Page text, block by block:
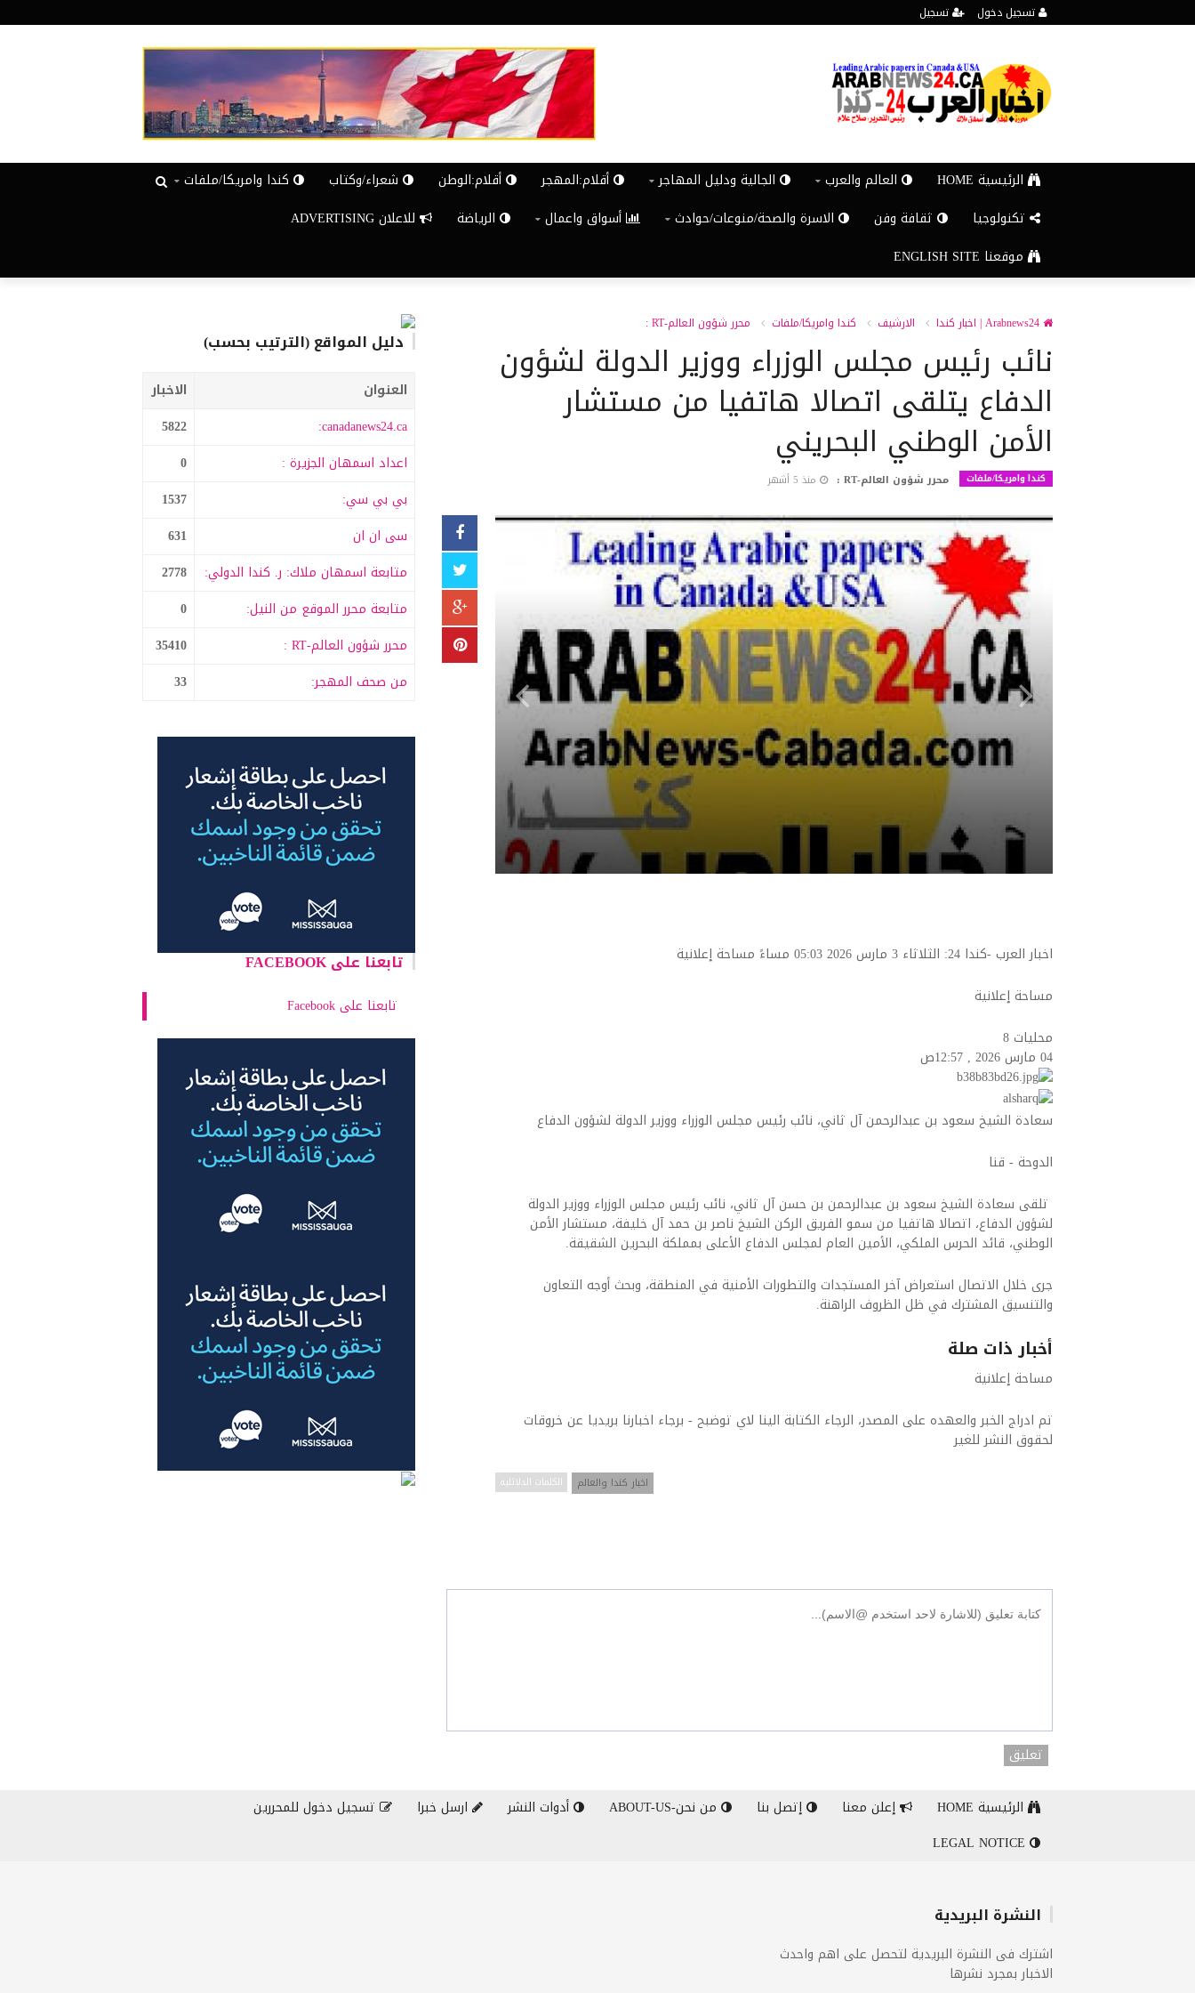
تسجيل دخول تسجيل
الرئيسية HOME العالم والعرب الجالية ودليل المهاجر أقلام:المهجر أقلام:الوطن شعراء/وكتاب
كندا وامريكا/ملفات
تكنولوجيا
ثقافة وفن الاسرة والصحة/منوعات/حوادث أسواق واعمال الرياضة
للاعلان ADVERTISING
موقعنا ENGLISH SITE
دليل المواقع (الترتيب بحسب)
العنوان
الاخبار
canadanews24.ca:
5822
اعداد اسمهان الجزيرة :
0
بي بي سي:
1537
سى ان ان
631
متابعة اسمهان ملاك: ر. كندا الدولي:
2778
متابعة محرر الموقع من النيل:
0
محرر شؤون العالم-RT :
35410
من صحف المهجر:
33
تابعنا على FACEBOOK
تابعنا على Facebook
الارشيف كندا وامريكا/ملفات محرر شؤون العالم-RT :
نائب رئيس مجلس الوزراء ووزير الدولة لشؤون
الدفاع يتلقى اتصالا هاتفيا من مستشار
الأمن الوطني البحريني
كندا وامريكا/ملفات محرر شؤون العالم-RT : منذ 5 أشهر
اخبار العرب -كندا 24: الثلاثاء 3 مارس 2026 05:03 مساءً مساحة إعلانية
مساحة إعلانية
محليات8
04 مارس 2026 , 12:57ص
سعادة الشيخ سعود بن عبدالرحمن آل ثاني، نائب رئيس مجلس الوزراء ووزير الدولة لشؤون الدفاع
الدوحة - قنا
تلقى سعادة الشيخ سعود بن عبدالرحمن بن حسن آل ثاني، نائب رئيس مجلس الوزراء ووزير الدولة
لشؤون الدفاع، اتصالا هاتفيا من سمو الفريق الركن الشيخ ناصر بن حمد آل خليفة، مستشار الأمن
الوطني، قائد الحرس الملكي، الأمين العام لمجلس الدفاع الأعلى بمملكة البحرين الشقيقة.
جرى خلال الاتصال استعراض آخر المستجدات والتطورات الأمنية في المنطقة، وبحث أوجه التعاون
والتنسيق المشترك في ظل الظروف الراهنة.
أخبار ذات صلة
مساحة إعلانية
تم ادراج الخبر والعهده على المصدر، الرجاء الكتابة الينا لاي توضبح - برجاء اخبارنا بريديا عن خروقات
لحقوق النشر للغير
الكلمات الدلائليه اخبار كندا والعالم
تعليق
الرئيسية HOME إعلن معنا إتصل بنا من نحن-ABOUT-US أدوات النشر ارسل خبرا
تسجيل دخول للمحررين
النشرة البريدية
اشترك فى النشرة البريدية لتحصل على اهم واحدث
الاخبار بمجرد نشرها